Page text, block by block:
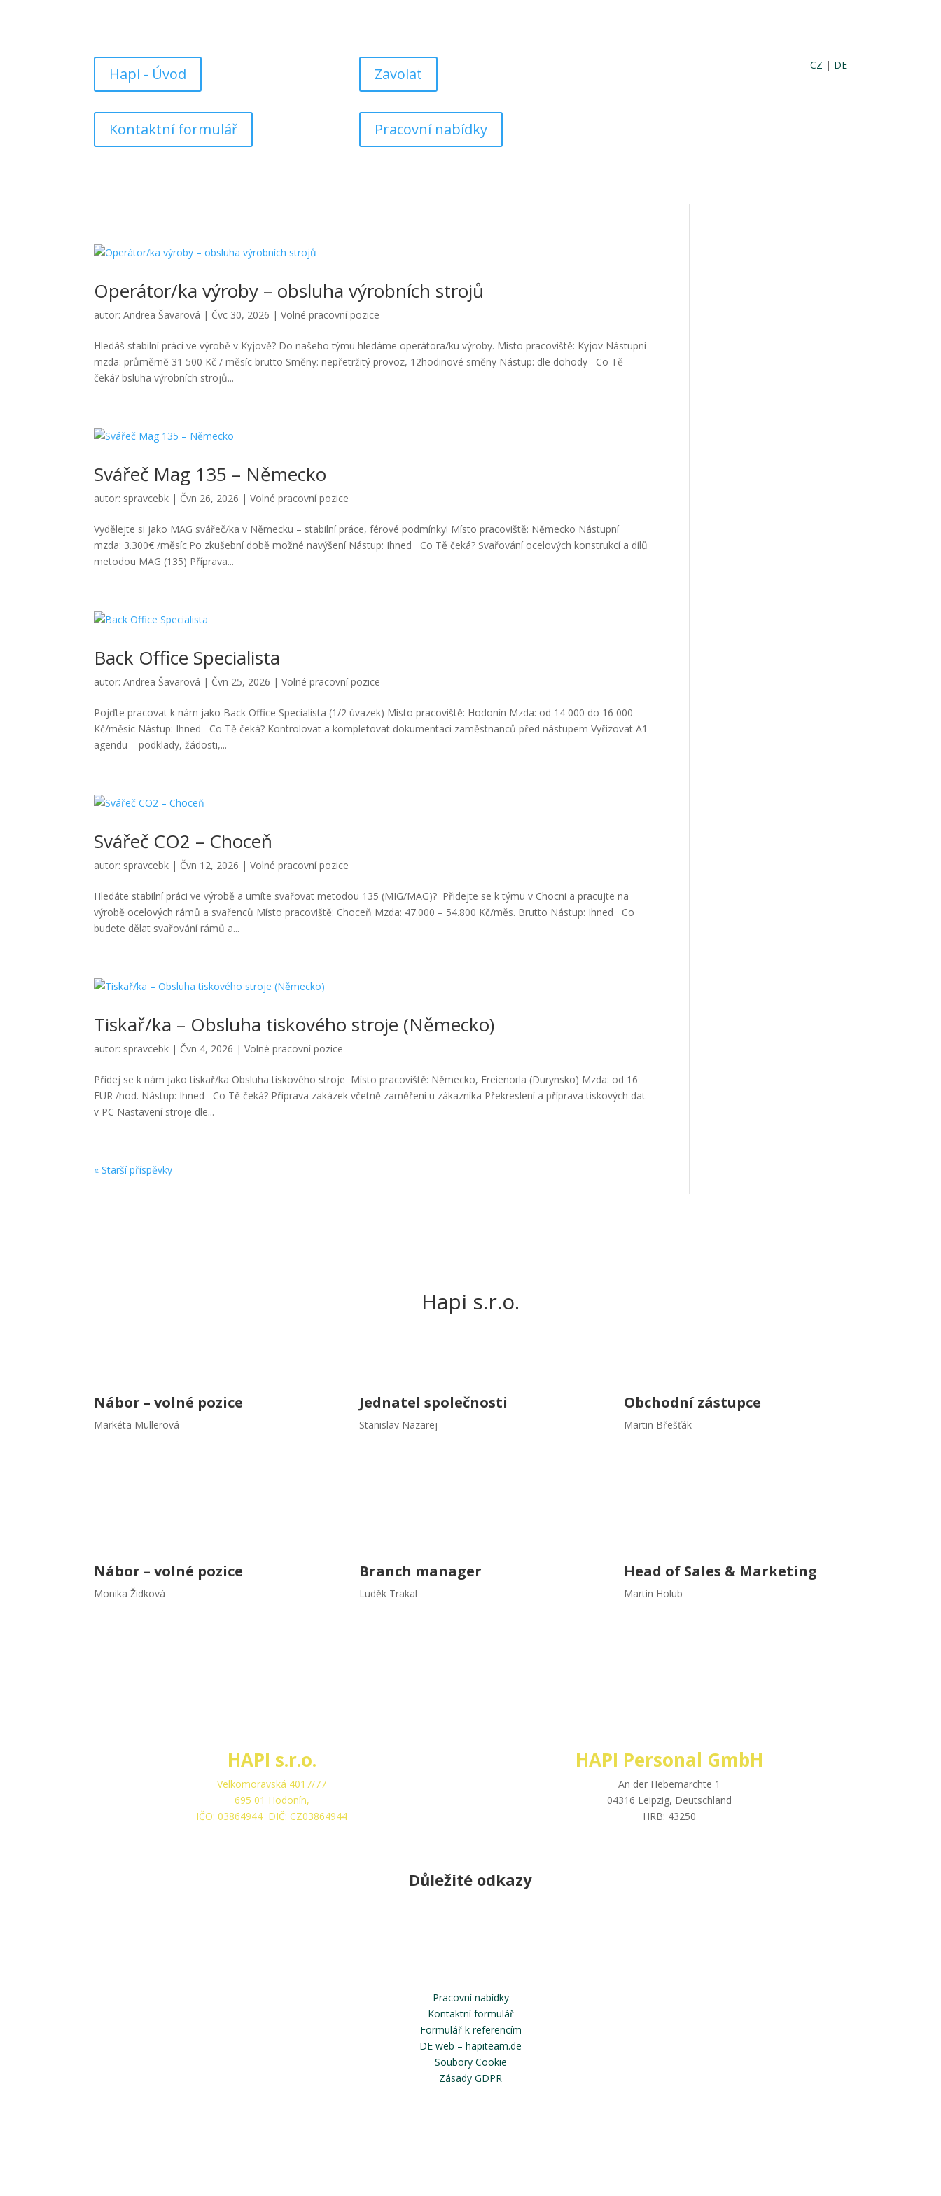
Hapi - Úvod
Kontaktní formulář
Zavolat
Pracovní nabídky
CZ | DE
Operátor/ka výroby – obsluha výrobních strojů
autor:Andrea Šavarová | Čvc 30, 2026 |Volné pracovní pozice
Hledáš stabilní práci ve výrobě v Kyjově? Do našeho týmu hledáme operátora/ku výroby. Místo pracoviště: Kyjov Nástupní
mzda: průměrně 31 500 Kč / měsíc brutto Směny: nepřetržitý provoz, 12hodinové směny Nástup: dle dohody Co Tě
čeká? bsluha výrobních strojů...
Svářeč Mag 135 – Německo
autor: spravcebk | Čvn 26, 2026 |Volné pracovní pozice
Vydělejte si jako MAG svářeč/ka v Německu – stabilní práce, férové podmínky! Místo pracoviště: Německo Nástupní
mzda: 3.300€ /měsíc.Po zkušební době možné navýšení Nástup: Ihned Co Tě čeká? Svařování ocelových konstrukcí a dílů
metodou MAG (135) Příprava...
Back Office Specialista
autor:Andrea Šavarová | Čvn 25, 2026 |Volné pracovní pozice
Pojďte pracovat k nám jako Back Office Specialista (1/2 úvazek) Místo pracoviště: Hodonín Mzda: od 14 000 do 16 000
Kč/měsíc Nástup: Ihned Co Tě čeká? Kontrolovat a kompletovat dokumentaci zaměstnanců před nástupem Vyřizovat A1
agendu – podklady, žádosti,...
Svářeč CO2 – Choceň
autor: spravcebk | Čvn 12, 2026 |Volné pracovní pozice
Hledáte stabilní práci ve výrobě a umíte svařovat metodou 135 (MIG/MAG)? Přidejte se k týmu v Chocni a pracujte na
výrobě ocelových rámů a svařenců Místo pracoviště: Choceň Mzda: 47.000 – 54.800 Kč/měs. Brutto Nástup: Ihned Co
budete dělat svařování rámů a...
Tiskař/ka – Obsluha tiskového stroje (Německo)
autor: spravcebk | Čvn 4, 2026 |Volné pracovní pozice
Přidej se k nám jako tiskař/ka Obsluha tiskového stroje Místo pracoviště: Německo, Freienorla (Durynsko) Mzda: od 16
EUR /hod. Nástup: Ihned Co Tě čeká? Příprava zakázek včetně zaměření u zákazníka Překreslení a příprava tiskových dat
v PC Nastavení stroje dle...
« Starší příspěvky
Hapi s.r.o.
Nábor – volné pozice
Markéta Müllerová
Nábor – volné pozice
Monika Židková
Jednatel společnosti
Stanislav Nazarej
Branch manager
Luděk Trakal
Obchodní zástupce
Martin Břešťák
Head of Sales & Marketing
Martin Holub
HAPI s.r.o.
Velkomoravská 4017/77
695 01 Hodonín,
IČO: 03864944 DIČ: CZ03864944
HAPI Personal GmbH
An der Hebemärchte 1
04316 Leipzig, Deutschland
HRB: 43250
Důležité odkazy
Pracovní nabídky
Kontaktní formulář
Formulář k referencím
DE web – hapiteam.de
Soubory Cookie
Zásady GDPR